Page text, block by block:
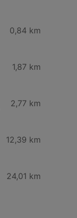
0,84 km
1,87 km
2,77 km
12,39 km
24,01 km